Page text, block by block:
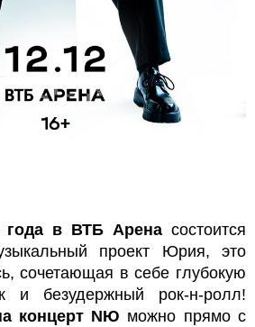
года в ВТБ Арена состоится
проект Юрия, это
сочетающая в себе глубокую
и безудержный рок-н-ролл!
концерт NЮ можно прямо с